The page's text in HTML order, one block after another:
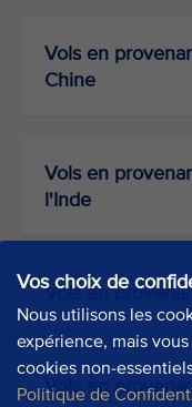
Vos choix de
Nous utilisons les
expérience, mais
cookies non-
Politique de
Vols en
Chine
Vols en
l'Inde
Vols en
Vols en